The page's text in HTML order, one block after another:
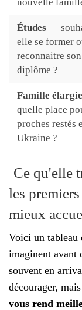
Études —
elle se former
reconnaitre son
diplôme ?
Famille élargie
quelle place
proches restés
Ukraine ?
Ce qu'elle
les
mieux
Voici un tableau
imaginent
souvent en
décourager,
vous rend